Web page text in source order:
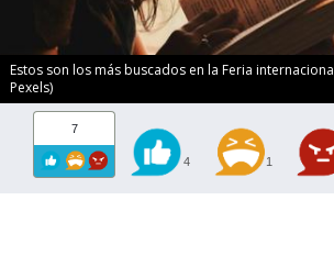
Estos son los más buscados en la Feria
Pexels)
7
4 1